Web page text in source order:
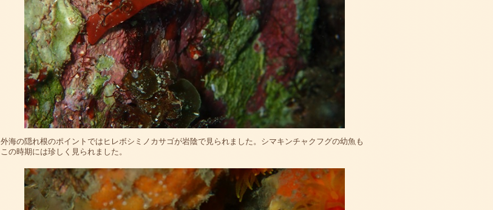
外海の隠れ根のポイントではヒレボシミノカサゴが岩陰で見られました。シマキンチャクフグの幼魚も
この時期には珍しく見られました。